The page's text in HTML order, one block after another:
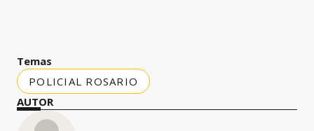
Temas
POLICIAL ROSARIO
AUTOR